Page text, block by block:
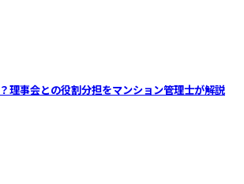
理事会との役割分担をマンション管理士が解説